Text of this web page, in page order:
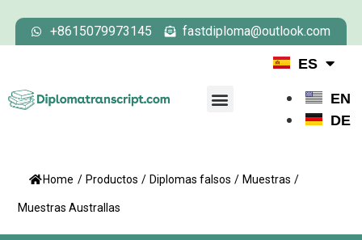
+8615079973145 fastdiploma@outlook.com
ES
EN
DE
Home / Productos / Diplomas falsos / Muestras /
Muestras Australlas